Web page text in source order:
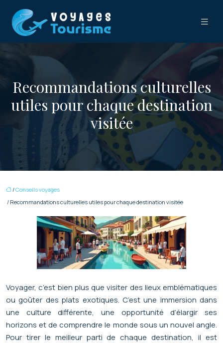
Recommandations culturelles
utiles pour chaque destination
visitée
/Conseils voyages
/ Recommandations culturelles utiles pour chaque destination visitée
Voyager, c’est bien plus que visiter des lieux emblématiques
ou goûter des plats exotiques. C’est une immersion dans
une culture différente, une opportunité d’élargir ses
horizons et de comprendre le monde sous un nouvel angle.
Pour tirer le meilleur parti de chaque destination, il est